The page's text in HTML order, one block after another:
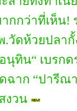
กกว่าที่เห็น!
.วัดห้วยปลา
นุทิน“ เบรกด
ฉาก “ปารีณ
งวน